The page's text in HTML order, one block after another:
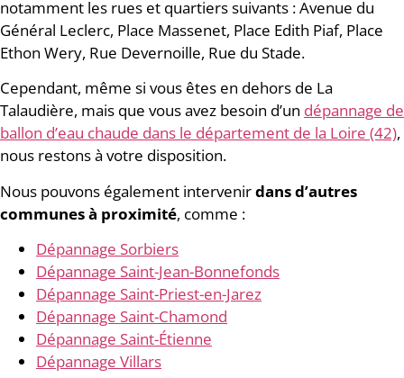
notamment les rues et quartiers suivants : Avenue du
Général Leclerc, Place Massenet, Place Edith Piaf, Place
Ethon Wery, Rue Devernoille, Rue du Stade.
Cependant, même si vous êtes en dehors de La
Talaudière, mais que vous avez besoin d’un dépannage de
ballon d’eau chaude dans le département de la Loire (42),
nous restons à votre disposition.
Nous pouvons également intervenirdans d’autres
communes à proximité, comme :
Dépannage Sorbiers
Dépannage Saint-Jean-Bonnefonds
Dépannage Saint-Priest-en-Jarez
Dépannage Saint-Chamond
Dépannage Saint-Étienne
Dépannage Villars